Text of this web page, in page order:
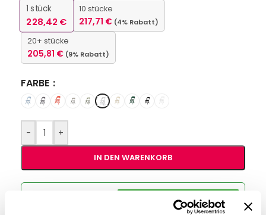
1 stück
228,42€
10 stücke
217,71 € (4% Rabatt)
20+ stücke
205,81 € (9% Rabatt)
FARBE
- +
IN DEN WARENKORB
B2B-Angebot
anfordern